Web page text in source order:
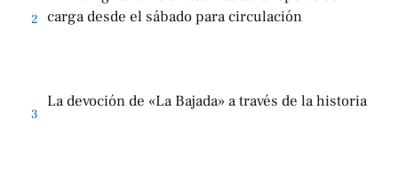
2
carga desde el sábado para circulación
3
La devoción de «La Bajada» a través de la historia